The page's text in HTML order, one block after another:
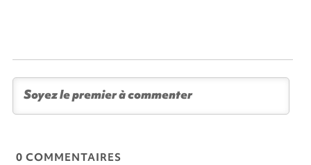
0 COMMENTAIRES